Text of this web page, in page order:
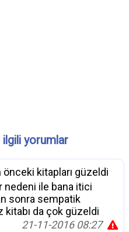
ilgili yorumlar
kitapları güzeldi
nedeni ile bana itici
sonra sempatik
kitabı da çok güzeldi
21-11-2016 08:27